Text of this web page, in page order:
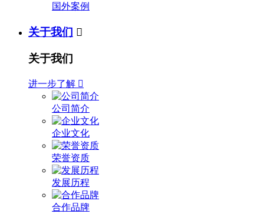
国外案例
关于我们 
关于我们
进一步了解 
公司简介
企业文化
荣誉资质
发展历程
合作品牌